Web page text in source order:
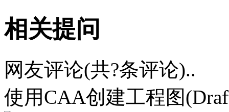
相关提问
网友评论(共?条评论)..
使用CAA创建工程图